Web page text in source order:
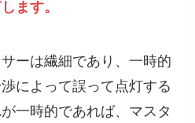
ます。
ーは繊細であり、一時的
によって誤って点灯する
一時的であれば、マスタ